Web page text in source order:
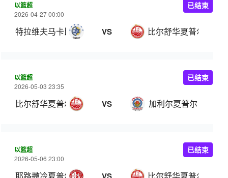
以篮超
2026-04-27 00:00
特拉维夫马卡比 VS 比尔舒华夏普尔
已结束
以篮超
2026-05-03 23:35
比尔舒华夏普尔 VS 加利尔夏普尔
已结束
以篮超
2026-05-06 23:00
已结束